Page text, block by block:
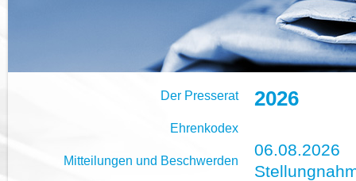
Der Presserat
Ehrenkodex
Mitteilungen und Beschwerden
2026
06.08.2026